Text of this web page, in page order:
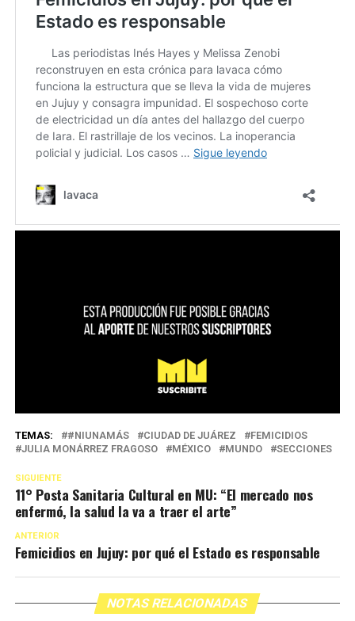
TEMAS: #NIUNAMÁS CIUDAD DE JUÁREZ
FEMICIDIOS
JULIA MONÁRREZ FRAGOSO
MÉXICO MUNDO SECCIONES
SIGUIENTE
11° Posta Sanitaria Cultural en MU: “El mercado nos
enfermó, la salud la va a traer el arte”
ANTERIOR
Femicidios en Jujuy: por qué el Estado es responsable
NOTAS RELACIONADAS